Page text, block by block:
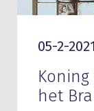
05-2-2021
het